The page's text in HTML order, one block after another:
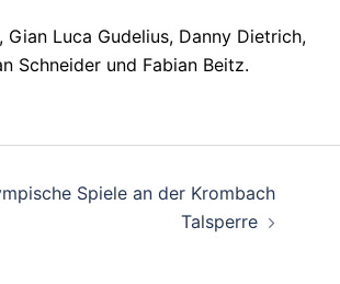
Luca Gudelius, Danny Dietrich,
Schneider und Fabian Beitz.
Spiele an der Krombach
Talsperre